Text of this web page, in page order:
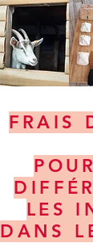
FRAIS
LES
DANS